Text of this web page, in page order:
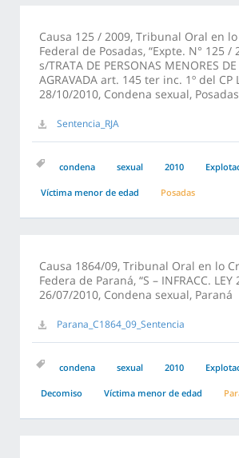
Causa 125 / 2009, Tribunal Oral en
Federal de Posadas, “Expte. N° 125 /
s/TRATA DE PERSONAS MENORES
AGRAVADA art. 145 ter inc. 1º del CP
28/10/2010, Condena sexual, Posadas
Sentencia_RJA
condena sexual 2010
Víctima menor de edad Posadas
Causa 1864/09, Tribunal Oral en lo
Federa de Paraná, “S – INFRACC. LEY
26/07/2010, Condena sexual, Paraná
Parana_C1864_09_Sentencia
condena sexual 2010
Decomiso Víctima menor de edad